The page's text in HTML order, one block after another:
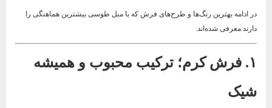
در ادامه بهترین رنگ‌ها و طرح‌های فرش که با مبل طوسی بیشترین هماهنگی را
دارند معرفی شده‌اند.
۱. فرش کرم؛ ترکیب محبوب و همیشه
شیک